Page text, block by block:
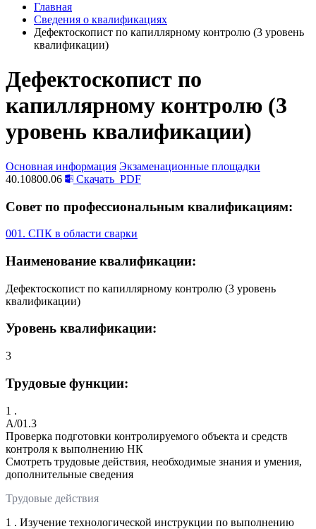
Главная
Сведения о квалификациях
Дефектоскопист по капиллярному контролю (3 уровень
квалификации)
Дефектоскопист по
капиллярному контролю (3
уровень квалификации)
Основная информация Экзаменационные площадки
40.10800.06
Скачать PDF
Совет по профессиональным квалификациям:
001. СПК в области сварки
Наименование квалификации:
Дефектоскопист по капиллярному контролю (3 уровень
квалификации)
Уровень квалификации:
3
Трудовые функции:
1 .
A/01.3
Проверка подготовки контролируемого объекта и средств
контроля к выполнению НК
Смотреть трудовые действия, необходимые знания и умения,
дополнительные сведения
Трудовые действия
1 . Изучение технологической инструкции по выполнению